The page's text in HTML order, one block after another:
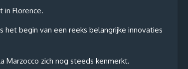
in Florence.
begin van een reeks belangrijke innovaties
Marzocco zich nog steeds kenmerkt.